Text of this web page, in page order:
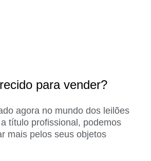
para vender?
agora no mundo dos leilões
título profissional, podemos
mais pelos seus objetos